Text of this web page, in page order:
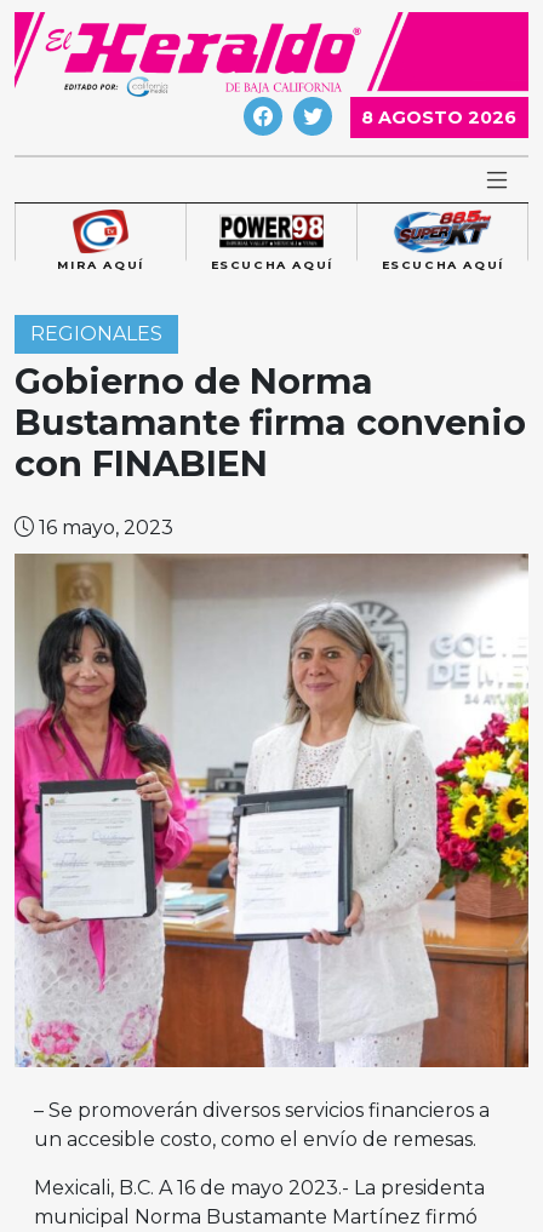
Skip
content
8 AGOSTO 2026
MIRA AQUÍ ESCUCHA AQUÍ ESCUCHA AQUÍ
REGIONALES
Gobierno de Norma
Bustamante firma convenio
con FINABIEN
16 mayo, 2023
– Se promoverán diversos servicios financieros a
un accesible costo, como el envío de remesas.
Mexicali, B.C. A 16 de mayo 2023.- La presidenta
municipal Norma Bustamante Martínez firmó